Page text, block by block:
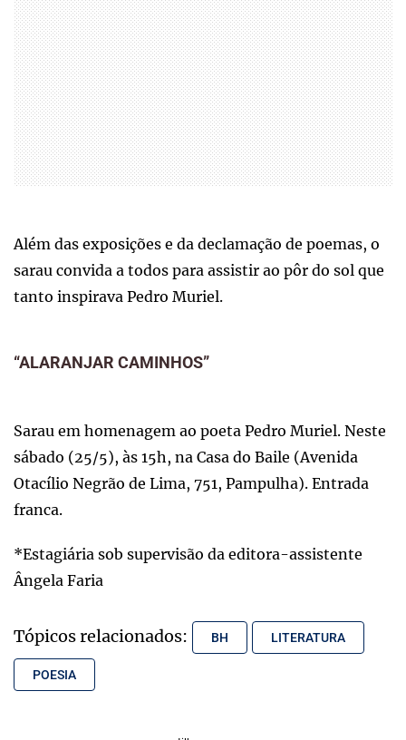
Além das exposições e da declamação de poemas, o
sarau convida a todos para assistir ao pôr do sol que
tanto inspirava Pedro Muriel.
“ALARANJAR CAMINHOS”
Sarau em homenagem ao poeta Pedro Muriel. Neste
sábado (25/5), às 15h, na Casa do Baile (Avenida
Otacílio Negrão de Lima, 751, Pampulha). Entrada
franca.
*Estagiária sob supervisão da editora-assistente
Ângela Faria
Tópicos relacionados: BH LITERATURA
POESIA